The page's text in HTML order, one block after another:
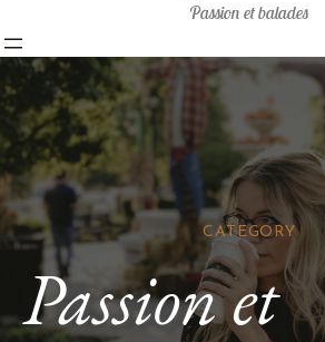
Passion et balades
CATEGORY
Passion et